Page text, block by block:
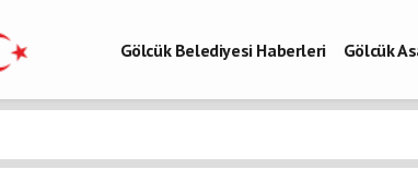
Gölcük Belediyesi Haberleri Gölcük